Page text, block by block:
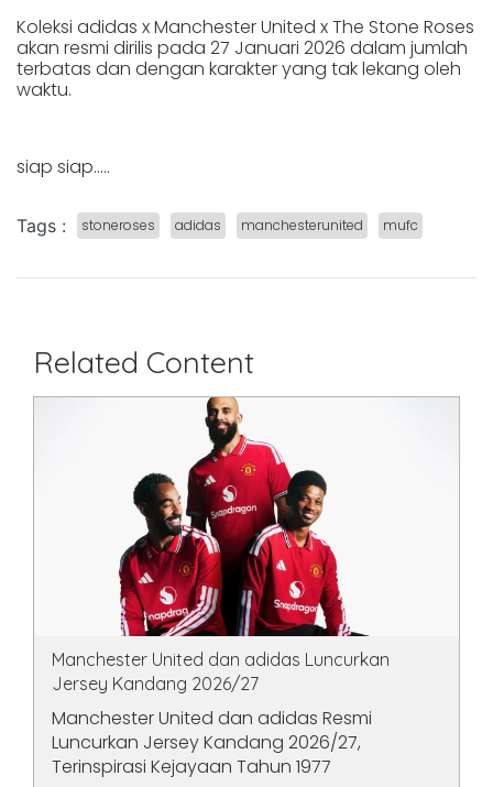
Koleksi adidas x Manchester United x The Stone Roses
akan resmi dirilis pada 27 Januari 2026 dalam jumlah
terbatas dan dengan karakter yang tak lekang oleh
waktu.
siap siap.....
Tags : stoneroses adidas manchesterunited mufc
Related Content
Manchester United dan adidas Luncurkan
Jersey Kandang 2026/27
Manchester United dan adidas Resmi
Luncurkan Jersey Kandang 2026/27,
Terinspirasi Kejayaan Tahun 1977